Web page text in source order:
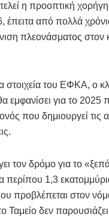
η προοπτική
έπειτα από πολλά
πλεονάσματος στον
στοιχεία του ΕΦΚΑ, ο
εμφανίσει για το
που δημιουργεί τις
τον δρόμο για το
περίπου 1,3
προβλέπεται στον
Ταμείο δεν